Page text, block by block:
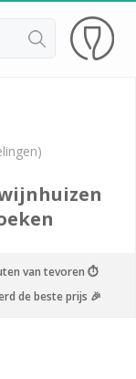
van tevoren ⏱
de beste prijs 🎉